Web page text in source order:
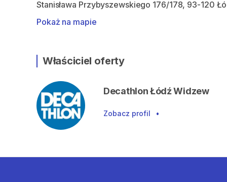
Stanisława Przybyszewskiego 176/178, 93-120
Pokaż na mapie
Właściciel oferty
Decathlon Łódź Widzew
Zobacz profil •